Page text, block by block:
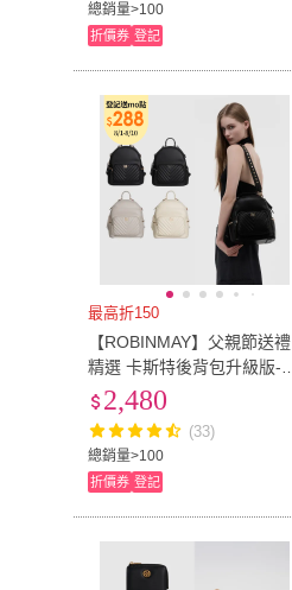
總銷量>100
折價券 登記
最高折150
【ROBINMAY】父親節送禮
精選 卡斯特後背包升級版-M
(拉鍊封口/多色任選/女包)
總銷量>100
2,480
(33)
折價券 登記